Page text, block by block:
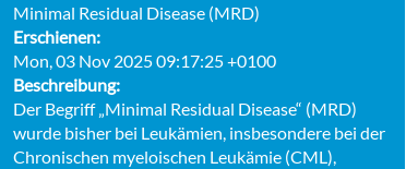
Minimal Residual Disease (MRD)
Erschienen:
Mon, 03 Nov 2025 09:17:25 +0100
Beschreibung:
Der Begriff „Minimal Residual Disease“ (MRD)
wurde bisher bei Leukämien, insbesondere bei der
Chronischen myeloischen Leukämie (CML),